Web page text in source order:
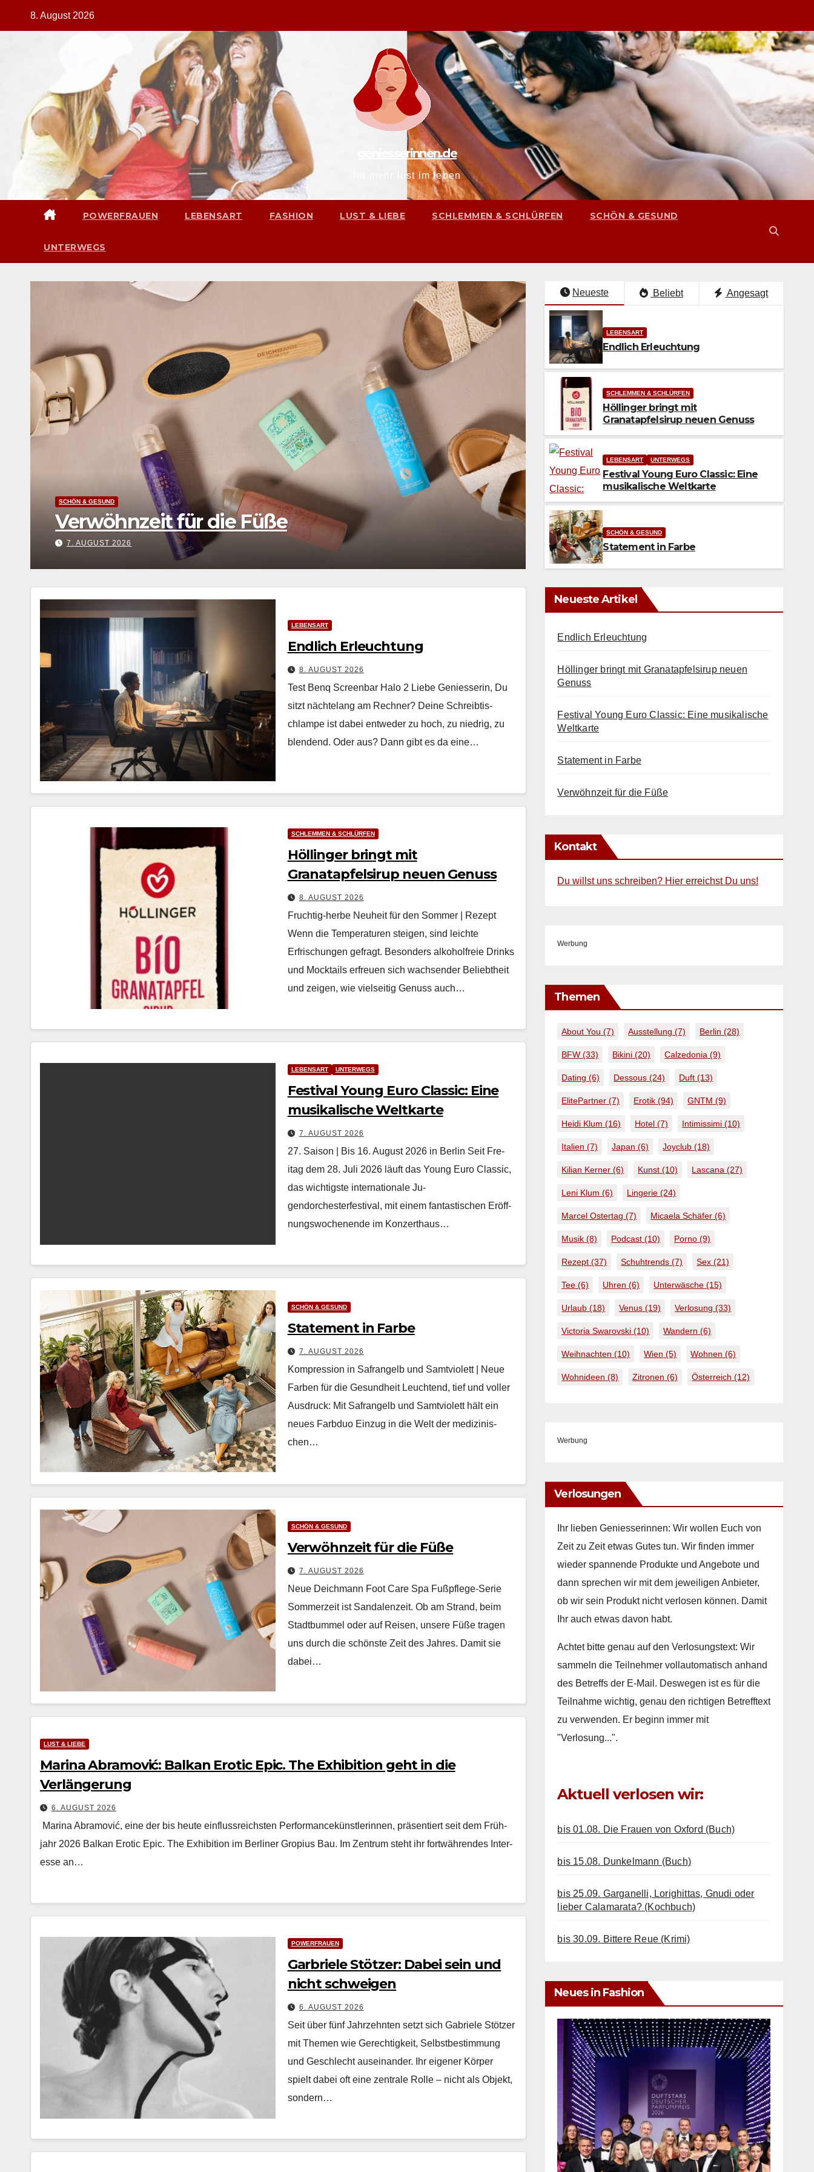
8. August 2026
geniesserinnen.de
für mehr lust im leben
POWERFRAUEN LEBENSART FASHION LUST & LIEBE SCHLEMMEN & SCHLÜRFEN SCHÖN & GESUND
UNTERWEGS
SCHLEMMEN & SCHLÜRFEN
Höllinger bringt mit Granatapfelsirup neuen
Genuss
Neueste Beliebt Angesagt
LEBENSART
Endlich Erleuchtung
SCHLEMMEN & SCHLÜRFEN
Höllinger bringt mit
Granatapfelsirup neuen Genuss
LEBENSART UNTERWEGS
Festival Young Euro Classic: Eine
musikalische Weltkarte
SCHÖN & GESUND
Statement in Farbe
LEBENSART
Endlich Erleuchtung
8. AUGUST 2026
Test Benq Screenbar Halo 2 Liebe Geniesserin, Du
sitzt nächte­lang am Rech­n­er? Deine Schreibtis­
chlampe ist dabei entwed­er zu hoch, zu niedrig, zu
blendend. Oder aus? Dann gibt es da eine…
SCHLEMMEN & SCHLÜRFEN
Höllinger bringt mit
Granatapfelsirup neuen Genuss
8. AUGUST 2026
Fruchtig-herbe Neuheit für den Sommer | Rezept
Wenn die Tem­per­a­turen steigen, sind leichte
Erfrischun­gen gefragt. Beson­ders alko­hol­freie Drinks
und Mock­tails erfreuen sich wach­sender Beliebtheit
und zeigen, wie viel­seit­ig Genuss auch…
LEBENSART UNTERWEGS
Festival Young Euro Classic: Eine
musikalische Weltkarte
7. AUGUST 2026
27. Saison | Bis 16. August 2026 in Berlin Seit Fre­
itag dem 28. Juli 2026 läuft das Young Euro Clas­sic,
das wichtig­ste inter­na­tionale Ju­
gendorchesterfestival, mit einem fan­tastis­chen Eröff­
nungswoch­enende im Konz­erthaus…
SCHÖN & GESUND
Statement in Farbe
7. AUGUST 2026
Kompression in Safrangelb und Samtviolett | Neue
Farben für die Gesundheit Leuch­t­end, tief und voller
Aus­druck: Mit Safrangelb und Samtvi­o­lett hält ein
neues Farb­duo Einzug in die Welt der medi­zinis­
chen…
SCHÖN & GESUND
Verwöhnzeit für die Füße
7. AUGUST 2026
Neue Deichmann Foot Care Spa Fußpflege-Serie
Som­merzeit ist San­dalen­zeit. Ob am Strand, beim
Stadt­bum­mel oder auf Reisen, unsere Füße tra­gen
uns durch die schön­ste Zeit des Jahres. Damit sie
dabei…
LUST & LIEBE
Marina Abramović: Balkan Erotic Epic. The Exhibition geht in die
Verlängerung
6. AUGUST 2026
Mari­na Abramović, eine der bis heute ein­flussre­ich­sten Per­for­mancekün­st­lerin­nen, präsen­tiert seit dem Früh­
jahr 2026 Balkan Erot­ic Epic. The Exhi­bi­tion im Berlin­er Gropius Bau. Im Zen­trum ste­ht ihr fortwähren­des Inter­
esse an…
POWERFRAUEN
Garbriele Stötzer: Dabei sein und
nicht schweigen
6. AUGUST 2026
Seit über fünf Jahrzehn­ten set­zt sich Gabriele Stötzer
mit The­men wie Gerechtigkeit, Selb­st­bes­tim­mung
und Geschlecht auseinan­der. Ihr eigen­er Kör­p­er
spielt dabei oft eine zen­trale Rolle – nicht als Objekt,
son­dern…
Neueste Artikel
Endlich Erleuchtung
Höllinger bringt mit Granatapfelsirup neuen
Genuss
Festival Young Euro Classic: Eine musikalische
Weltkarte
Statement in Farbe
Verwöhnzeit für die Füße
Kontakt
Du willst uns schreiben? Hier erreichst Du uns!
Werbung
Themen
About You (7) Ausstellung (7) Berlin (28)
BFW (33) Bikini (20) Calzedonia (9)
Dating (6) Dessous (24) Duft (13)
ElitePartner (7) Erotik (94) GNTM (9)
Heidi Klum (16) Hotel (7) Intimissimi (10)
Italien (7) Japan (6) Joyclub (18)
Kilian Kerner (6) Kunst (10) Lascana (27)
Leni Klum (6) Lingerie (24)
Marcel Ostertag (7) Micaela Schäfer (6)
Musik (8) Podcast (10) Porno (9)
Rezept (37) Schuhtrends (7) Sex (21)
Tee (6) Uhren (6) Unterwäsche (15)
Urlaub (18) Venus (19) Verlosung (33)
Victoria Swarovski (10) Wandern (6)
Weihnachten (10) Wien (5) Wohnen (6)
Wohnideen (8) Zitronen (6) Österreich (12)
Werbung
Verlosungen
Ihr lieben Geniesserinnen: Wir wollen Euch von
Zeit zu Zeit etwas Gutes tun. Wir finden immer
wieder spannende Produkte und Angebote und
dann sprechen wir mit dem jeweiligen Anbieter,
ob wir sein Produkt nicht verlosen können. Damit
Ihr auch etwas davon habt.
Achtet bitte genau auf den Verlosungstext: Wir
sammeln die Teilnehmer vollautomatisch anhand
des Betreffs der E-Mail. Deswegen ist es für die
Teilnahme wichtig, genau den richtigen Betrefftext
zu verwenden. Er beginn immer mit
"Verlosung...".
Aktuell verlosen wir:
bis 01.08. Die Frauen von Oxford (Buch)
bis 15.08. Dunkelmann (Buch)
bis 25.09. Garganelli, Lorighittas, Gnudi oder
lieber Calamarata? (Kochbuch)
bis 30.09. Bittere Reue (Krimi)
Neues in Fashion